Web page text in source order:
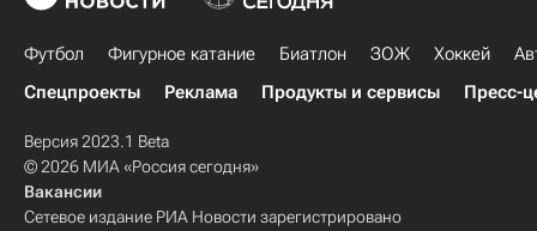
Футбол Фигурное катание Биатлон ЗОЖ Хоккей
Спецпроекты
Реклама Продукты и сервисы Пресс-
Версия 2023.1 Beta
© 2026 МИА «Россия сегодня»
Вакансии
Сетевое издание РИА Новости зарегистрировано